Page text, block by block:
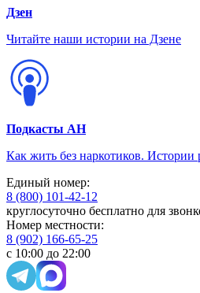
Дзен
Читайте наши истории на Дзене
Подкасты АН
Как жить без наркотиков. Истории
Единый номер:
8 (800) 101-42-12
круглосуточно бесплатно для
Номер местности:
8 (902) 166-65-25
с 10:00 до 22:00